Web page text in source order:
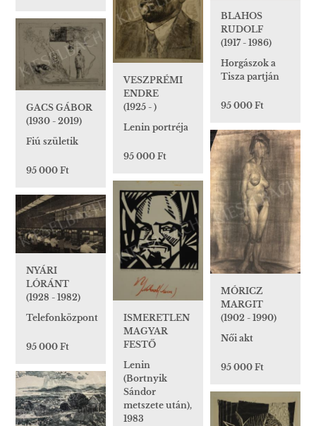
BLAHOS
RUDOLF
(1917 - 1986)
Horgászok a
Tisza partján
95 000 Ft
VESZPRÉMI
ENDRE
(1925 - )
Lenin portréja
95 000 Ft
GACS GÁBOR
(1930 - 2019)
Fiú születik
95 000 Ft
MÓRICZ
MARGIT
(1902 - 1990)
Női akt
95 000 Ft
ISMERETLEN
MAGYAR
FESTŐ
Lenin
(Bortnyik
Sándor
metszete után),
1983
NYÁRI
LÓRÁNT
(1928 - 1982)
Telefonközpont
95 000 Ft